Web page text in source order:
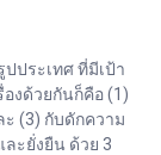
ประเทศ ที่มีเป้า
งด้วยกันก็คือ (1)
(3) กับดักความ
ะยั่งยืน ด้วย 3